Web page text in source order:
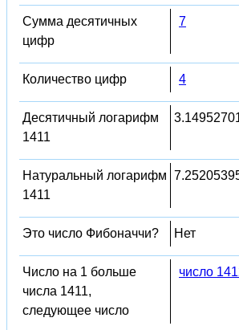
Сумма десятичных
цифр
7
Количество цифр 4
Десятичный логарифм
1411
Натуральный логарифм
1411
Это число Фибоначчи? Нет
Число на 1 больше
числа 1411,
следующее число
число